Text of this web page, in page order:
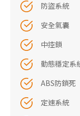
防盜系統
安全氣囊
中控鎖
動態穩定系
ABS防鎖死
定速系統